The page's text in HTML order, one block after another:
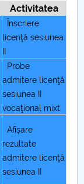
Activitatea
Înscriere
licenţă sesiunea
Probe
admitere licenţă
sesiunea II
vocaţional mixt
Afișare
rezultate
admitere licenţă
sesiunea II